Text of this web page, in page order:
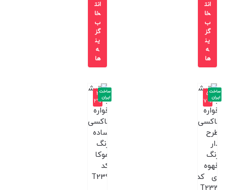
انت
خا
ب
گز
ین
ه
ها
انت
خا
ب
گز
ین
ه
ها
-5
7%
ساخت
ایران
-3
2%
ساخت
ایران